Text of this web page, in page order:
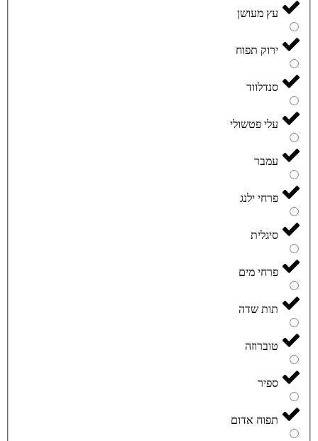
עץ מעושן
ירוק תפוח
סנדלווד
עלי פטשולי
עמבר
פרחי ילנג
סיגלית
פרחי מים
תות שדה
טוברוזה
ספיר
תפוח אדום